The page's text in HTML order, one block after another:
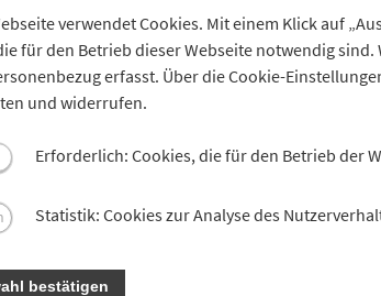
verwendet Cookies. Mit einem Klick auf
für den Betrieb dieser Webseite notwendig
erfasst. Über die Cookie-
und widerrufen.
Erforderlich: Cookies, die für den Betrieb der
Statistik: Cookies zur Analyse des
bestätigen